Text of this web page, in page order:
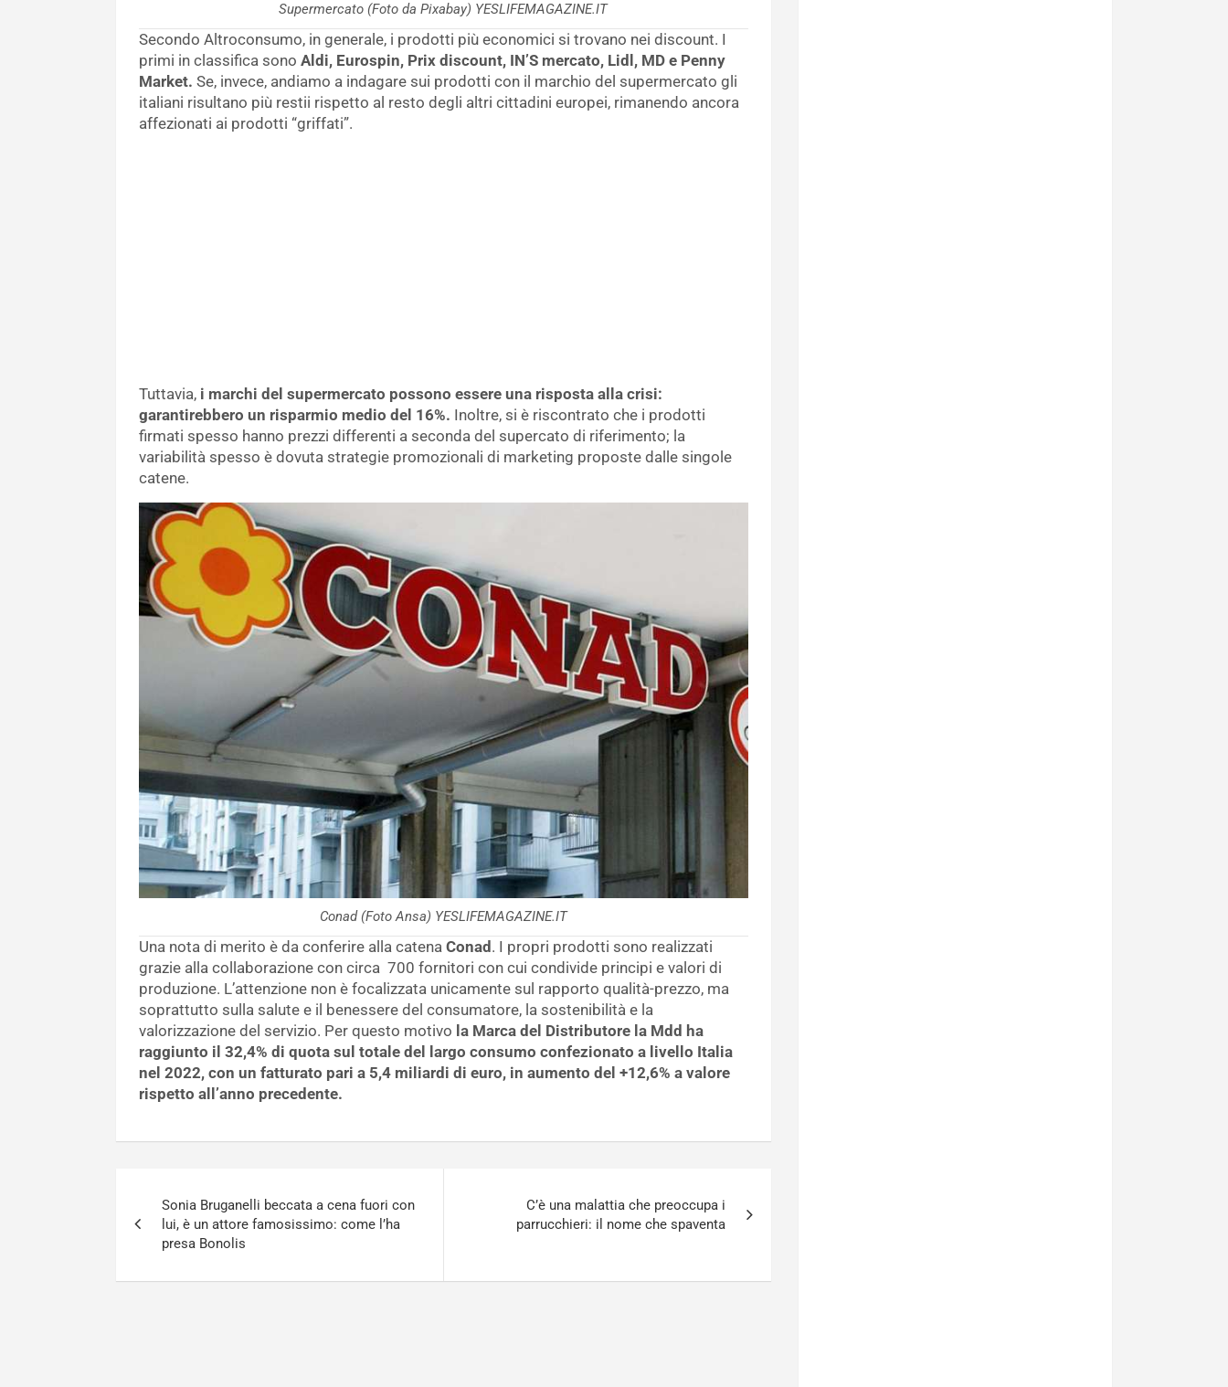
Supermercato (Foto da Pixabay) YESLIFEMAGAZINE.IT
Secondo Altroconsumo, in generale, i prodotti più economici si trovano nei discount. I
primi in classifica sono Aldi, Eurospin, Prix discount, IN’S mercato, Lidl, MD e Penny
Market. Se, invece, andiamo a indagare sui prodotti con il marchio del supermercato gli
italiani risultano più restii rispetto al resto degli altri cittadini europei, rimanendo ancora
affezionati ai prodotti “griffati”.
Tuttavia, i marchi del supermercato possono essere una risposta alla crisi:
garantirebbero un risparmio medio del 16%. Inoltre, si è riscontrato che i prodotti
firmati spesso hanno prezzi differenti a seconda del supercato di riferimento; la
variabilità spesso è dovuta strategie promozionali di marketing proposte dalle singole
catene.
Conad (Foto Ansa) YESLIFEMAGAZINE.IT
Una nota di merito è da conferire alla catena Conad. I propri prodotti sono realizzati
grazie alla collaborazione con circa 700 fornitori con cui condivide principi e valori di
produzione. L’attenzione non è focalizzata unicamente sul rapporto qualità-prezzo, ma
soprattutto sulla salute e il benessere del consumatore, la sostenibilità e la
valorizzazione del servizio. Per questo motivo la Marca del Distributore la Mdd ha
raggiunto il 32,4% di quota sul totale del largo consumo confezionato a livello Italia
nel 2022, con un fatturato pari a 5,4 miliardi di euro, in aumento del +12,6% a valore
rispetto all’anno precedente.
articoli
Sonia Bruganelli beccata a cena fuori con
lui, è un attore famosissimo: come l’ha
presa Bonolis
C’è una malattia che preoccupa i
parrucchieri: il nome che spaventa